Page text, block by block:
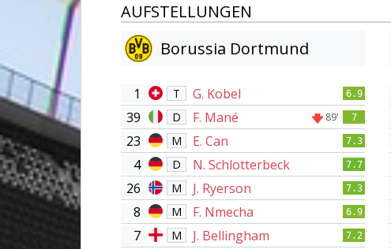
AUFSTELLUNGEN
Borussia Dortmund
1 T G. Kobel 6.9
39 D F. Mané 89' 7
23 M E. Can 7.3
4 D N. Schlotterbeck 7.7
26 M J. Ryerson 7.3
8 M F. Nmecha 6.9
7 M J. Bellingham 7.2